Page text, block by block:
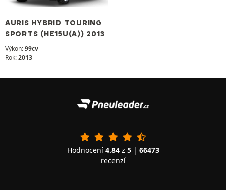
AURIS HYBRID TOURING
SPORTS (HE15U(A)) 2013
Výkon:99cv
Rok:2013
Hodnocení 4.84z 5| 66473
recenzí